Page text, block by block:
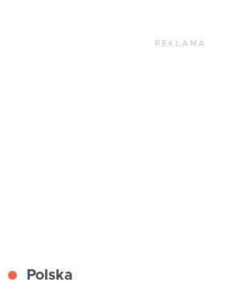
REKLAMA
Polska